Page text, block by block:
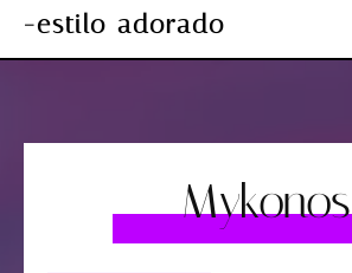
-estilo adorado
Mykonos